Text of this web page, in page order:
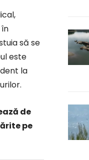
să se
este
la
de
pe